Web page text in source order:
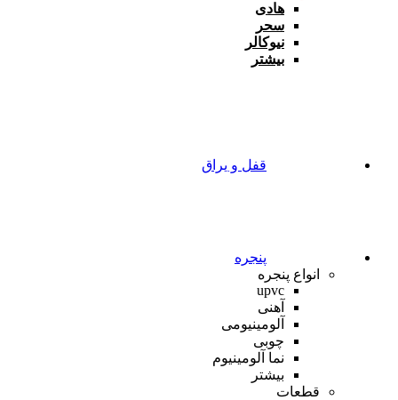
هادی
سحر
نیوکالر
بیشتر
قفل و یراق
پنجره
انواع پنجره
upvc
آهنی
آلومینیومی
چوبی
نما آلومینیوم
بیشتر
قطعات